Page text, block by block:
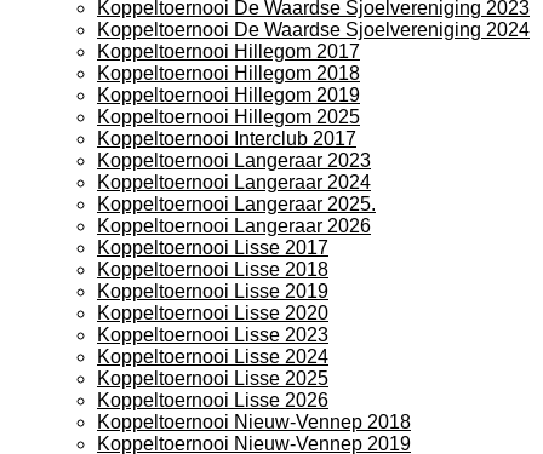
Koppeltoernooi De Waardse Sjoelvereniging 2023
Koppeltoernooi De Waardse Sjoelvereniging 2024
Koppeltoernooi Hillegom 2017
Koppeltoernooi Hillegom 2018
Koppeltoernooi Hillegom 2019
Koppeltoernooi Hillegom 2025
Koppeltoernooi Interclub 2017
Koppeltoernooi Langeraar 2023
Koppeltoernooi Langeraar 2024
Koppeltoernooi Langeraar 2025.
Koppeltoernooi Langeraar 2026
Koppeltoernooi Lisse 2017
Koppeltoernooi Lisse 2018
Koppeltoernooi Lisse 2019
Koppeltoernooi Lisse 2020
Koppeltoernooi Lisse 2023
Koppeltoernooi Lisse 2024
Koppeltoernooi Lisse 2025
Koppeltoernooi Lisse 2026
Koppeltoernooi Nieuw-Vennep 2018
Koppeltoernooi Nieuw-Vennep 2019